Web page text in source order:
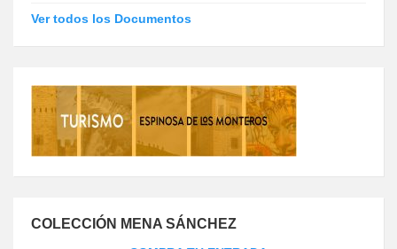
Ver todos los Documentos
COLECCIÓN MENA SÁNCHEZ